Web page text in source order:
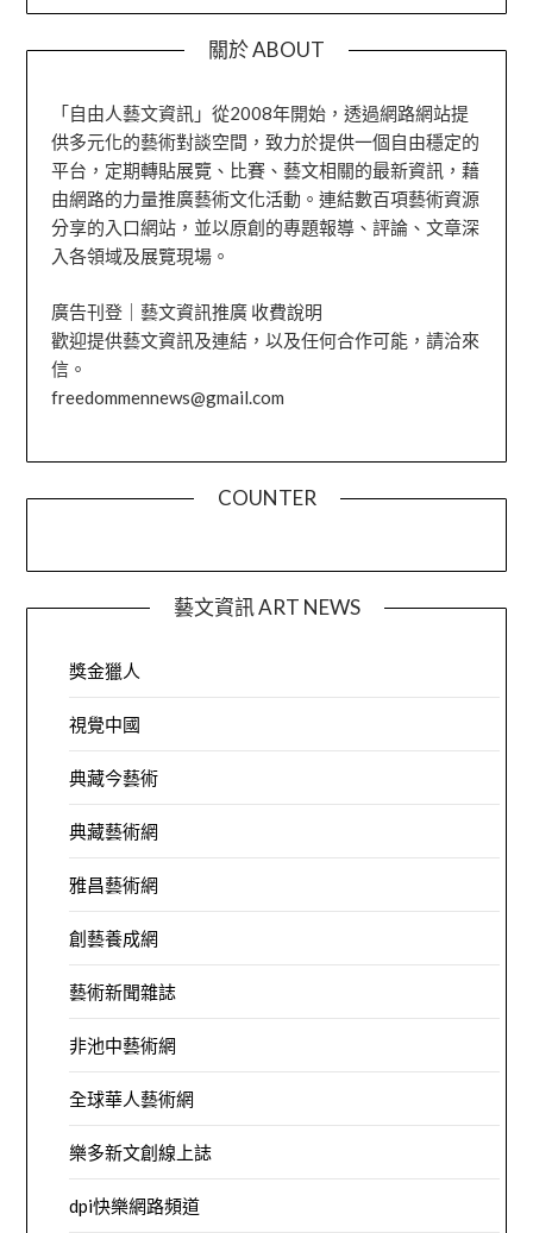
關於 ABOUT
「自由人藝文資訊」從2008年開始，透過網路網站提
供多元化的藝術對談空間，致力於提供一個自由穩定的
平台，定期轉貼展覽、比賽、藝文相關的最新資訊，藉
由網路的力量推廣藝術文化活動。連結數百項藝術資源
分享的入口網站，並以原創的專題報導、評論、文章深
入各領域及展覽現場。
廣告刊登｜藝文資訊推廣 收費說明
歡迎提供藝文資訊及連結，以及任何合作可能，請洽來
信。
freedommennews@gmail.com
COUNTER
藝文資訊 ART NEWS
獎金獵人
視覺中國
典藏今藝術
典藏藝術網
雅昌藝術網
創藝養成網
藝術新聞雜誌
非池中藝術網
全球華人藝術網
樂多新文創線上誌
dpi快樂網路頻道